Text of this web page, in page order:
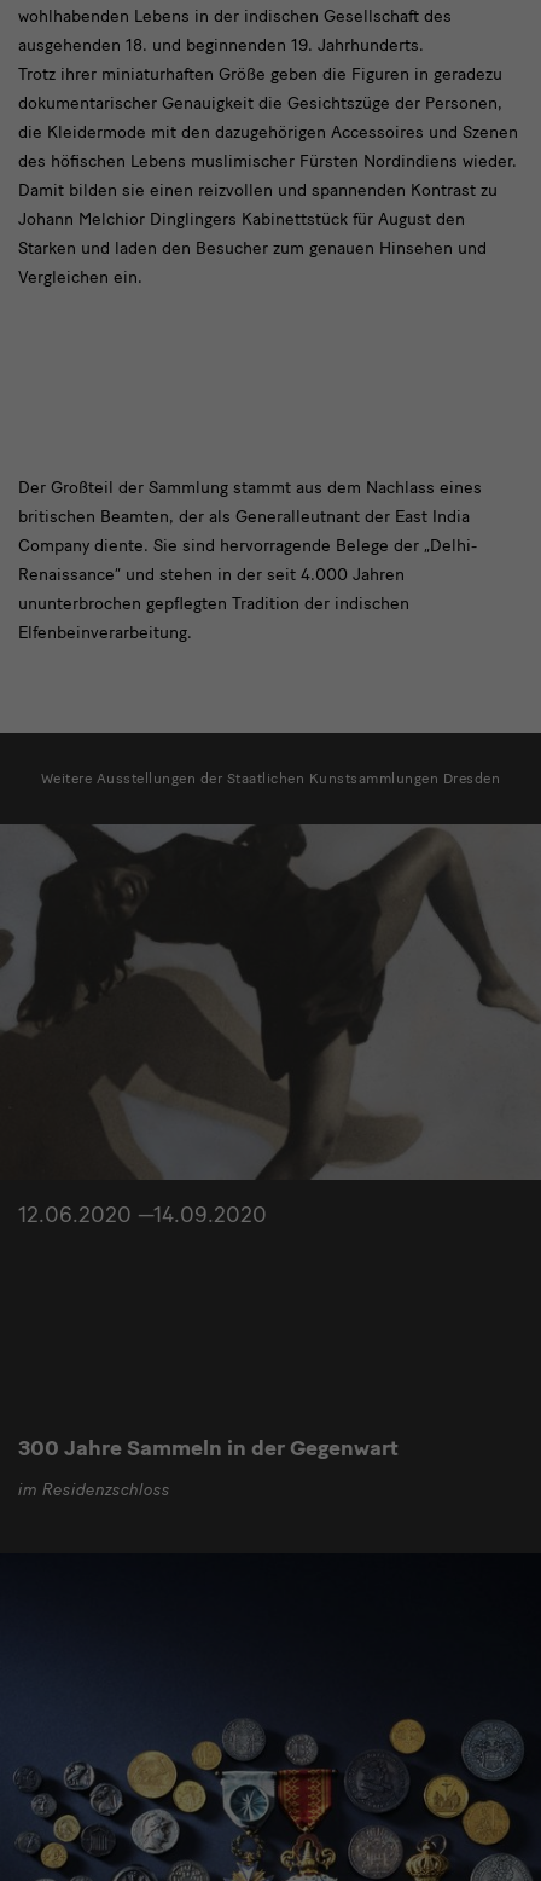
wohlhabenden Lebens in der indischen Gesellschaft des
ausgehenden 18. und beginnenden 19. Jahrhunderts.
Trotz ihrer miniaturhaften Größe geben die Figuren in geradezu
dokumentarischer Genauigkeit die Gesichtszüge der Personen,
die Kleidermode mit den dazugehörigen Accessoires und Szenen
des höfischen Lebens muslimischer Fürsten Nordindiens wieder.
Damit bilden sie einen reizvollen und spannenden Kontrast zu
Johann Melchior Dinglingers Kabinettstück für August den
Starken und laden den Besucher zum genauen Hinsehen und
Vergleichen ein.
Der
Großteil
Der Großteil der Sammlung stammt aus dem Nachlass eines
britischen Beamten, der als Generalleutnant der East India
Company diente. Sie sind hervorragende Belege der „Delhi-
Renaissance“ und stehen in der seit 4.000 Jahren
ununterbrochen gepflegten Tradition der indischen
Elfenbeinverarbeitung.
Weitere Ausstellungen der Staatlichen Kunstsammlungen Dresden
12.06.2020 —14.09.2020
300 Jahre Sammeln in der Gegenwart
im Residenzschloss